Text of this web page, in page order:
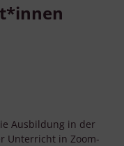
Ausbildung in der
Unterricht in Zoom-